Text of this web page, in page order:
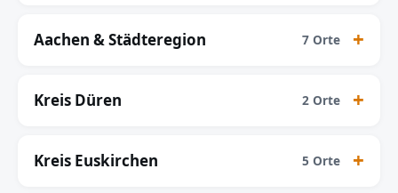
Aachen & Städteregion 7 Orte
Kreis Düren 2 Orte
Kreis Euskirchen 5 Orte